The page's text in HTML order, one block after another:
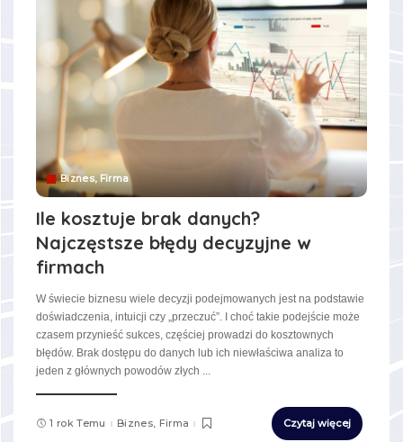
Biznes, Firma
Ile kosztuje brak danych?
Najczęstsze błędy decyzyjne w
firmach
W świecie biznesu wiele decyzji podejmowanych jest na podstawie
doświadczenia, intuicji czy „przeczuć”. I choć takie podejście może
czasem przynieść sukces, częściej prowadzi do kosztownych
błędów. Brak dostępu do danych lub ich niewłaściwa analiza to
jeden z głównych powodów złych ...
1 rok Temu Biznes, Firma Czytaj więcej